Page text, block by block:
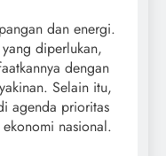
dan energi.
diperlukan,
dengan
Selain itu,
agenda prioritas
nasional.